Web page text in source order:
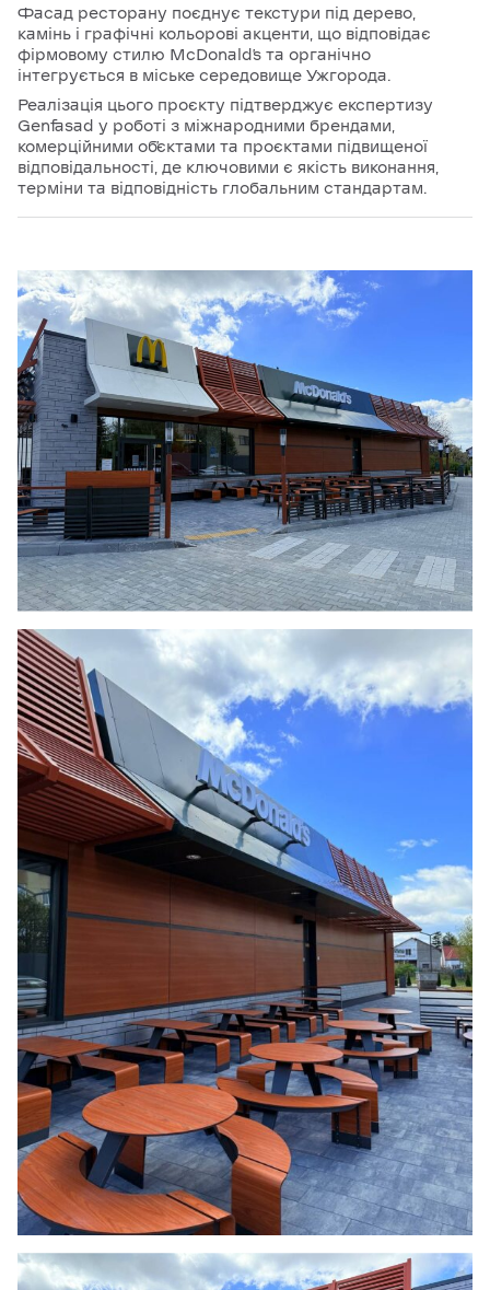
Фасад ресторану поєднує текстури під дерево,
камінь і графічні кольорові акценти, що відповідає
фірмовому стилю McDonald’s та органічно
інтегрується в міське середовище Ужгорода.
Реалізація цього проєкту підтверджує експертизу
Genfasad у роботі з міжнародними брендами,
комерційними об’єктами та проєктами підвищеної
відповідальності, де ключовими є якість виконання,
терміни та відповідність глобальним стандартам.